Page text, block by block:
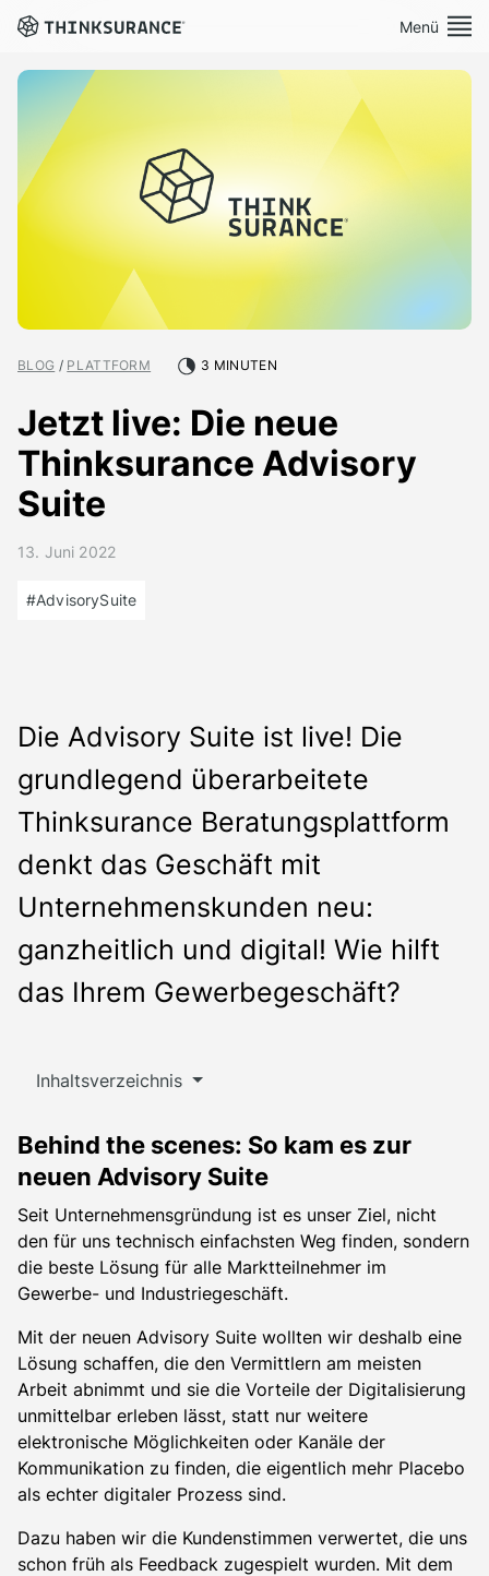
Menü
Demo vereinbaren
Plattform
Über Uns
Presse
BLOG / PLATTFORM 3 MINUTEN
Jetzt live: Die neue
Thinksurance Advisory
Suite
13. Juni 2022
#AdvisorySuite
Die Advisory Suite ist live! Die
grundlegend überarbeitete
Thinksurance Beratungsplattform
denkt das Geschäft mit
Unternehmenskunden neu:
ganzheitlich und digital! Wie hilft
das Ihrem Gewerbegeschäft?
Inhaltsverzeichnis
Behind the scenes: So kam es zur
neuen Advisory Suite
Seit Unternehmensgründung ist es unser Ziel, nicht
den für uns technisch einfachsten Weg finden, sondern
die beste Lösung für alle Marktteilnehmer im
Gewerbe- und Industriegeschäft.
Mit der neuen Advisory Suite wollten wir deshalb eine
Lösung schaffen, die den Vermittlern am meisten
Arbeit abnimmt und sie die Vorteile der Digitalisierung
unmittelbar erleben lässt, statt nur weitere
elektronische Möglichkeiten oder Kanäle der
Kommunikation zu finden, die eigentlich mehr Placebo
als echter digitaler Prozess sind.
Dazu haben wir die Kundenstimmen verwertet, die uns
schon früh als Feedback zugespielt wurden. Mit dem